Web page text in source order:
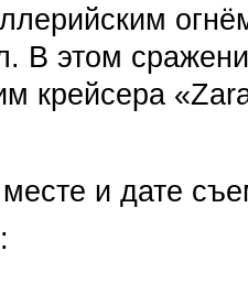
В этом
крейсера
и дате